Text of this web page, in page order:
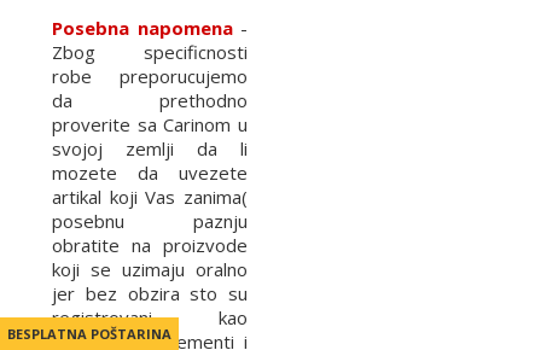
Posebna napomena-
Zbog specificnosti
robe preporucujemo
da prethodno
proverite sa Carinom u
svojoj zemlji da li
mozete da uvezete
artikal koji Vas zanima(
posebnu paznju
obratite na proizvode
koji se uzimaju oralno
jer bez obzira sto su
registrovani kao
Dijetetski suplementi i
BESPLATNA POŠTARINA
BESPLATNA POŠTARINA